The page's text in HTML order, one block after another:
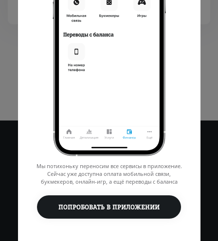
Мы потихоньку переносим все сервисы в приложение.
Сейчас уже доступна оплата мобильной связи,
букмекеров, онлайн-игр, а ещё переводы с баланса
ПОПРОБОВАТЬ В ПРИЛОЖЕНИИ